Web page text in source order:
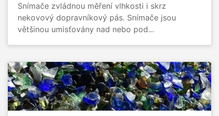
Snímače zvládnou měření vlhkosti i skrz
nekovový dopravníkový pás. Snímače jsou
většinou umisťovány nad nebo pod...